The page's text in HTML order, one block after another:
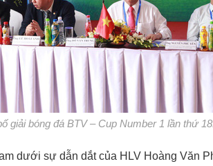
giải bóng đá BTV – Cup Number 1 lần thứ
dưới sự dẫn dắt của HLV Hoàng Văn